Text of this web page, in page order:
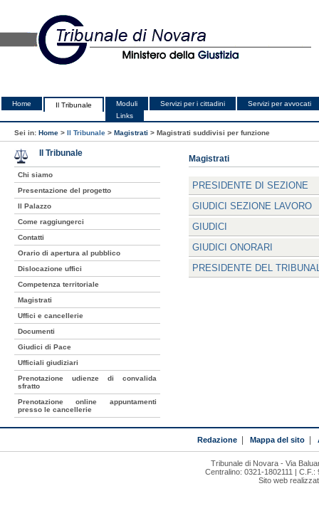
Home Il Tribunale Moduli Servizi per i cittadini
Servizi per avvocati
Links
Sei in: Home > Il Tribunale > Magistrati > Magistrati suddivisi per funzione
Magistrati
PRESIDENTE DI SEZIONE
GIUDICI SEZIONE LAVORO
GIUDICI
GIUDICI ONORARI
PRESIDENTE DEL
Il Tribunale
Chi siamo
Presentazione del progetto
Il Palazzo
Come raggiungerci
Contatti
Orario di apertura al pubblico
Dislocazione uffici
Competenza territoriale
Magistrati
Uffici e cancellerie
Documenti
Giudici di Pace
Ufficiali giudiziari
Prenotazione udienze di convalida
sfratto
Prenotazione online appuntamenti
presso le cancellerie
Redazione| Mappa del sito|
Tribunale di Novara - Via
Centralino: 0321-1802111 |
Sito web